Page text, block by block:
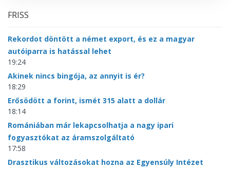
FRISS
Rekordot döntött a német export, és ez a magyar
autóiparra is hatással lehet
19:24
Akinek nincs bingója, az annyit is ér?
18:29
Erősödött a forint, ismét 315 alatt a dollár
18:14
Romániában már lekapcsolhatja a nagy ipari
fogyasztókat az áramszolgáltató
17:58
Drasztikus változásokat hozna az Egyensúly Intézet